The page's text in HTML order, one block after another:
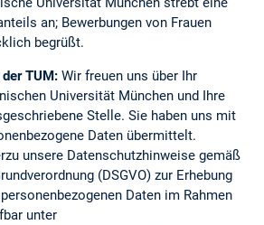
an; Bewerbungen von Frauen
begrüßt.
TUM: Wir freuen uns über Ihr
Universität München und Ihre
Stelle. Sie haben uns mit
Daten übermittelt.
unsere Datenschutzhinweise gemäß
(DSGVO) zur Erhebung
Daten im Rahmen
unter